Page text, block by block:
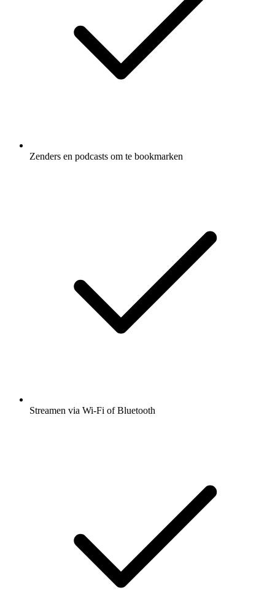
Zenders en podcasts om te bookmarken
Streamen via Wi-Fi of Bluetooth